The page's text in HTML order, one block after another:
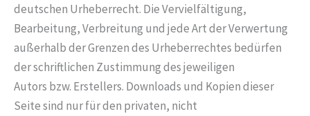
deutschen Urheberrecht. Die Vervielfältigung,
Bearbeitung, Verbreitung und jede Art der Verwertung
außerhalb der Grenzen des Urheberrechtes bedürfen
der schriftlichen Zustimmung des jeweiligen
Autors bzw. Erstellers. Downloads und Kopien dieser
Seite sind nur für den privaten, nicht